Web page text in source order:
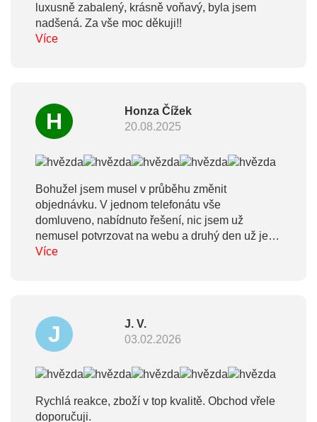
luxusně zabalený, krásně voňavý, byla jsem
nadšená. Za vše moc děkuji!!
Více
H
Honza Čížek
20.08.2025
Bohužel jsem musel v průběhu změnit
objednávku. V jednom telefonátu vše
domluveno, nabídnuto řešení, nic jsem už
nemusel potvrzovat na webu a druhý den už jen
radost kolegy ze super dárku. Díky.
Více
J
J. V.
03.02.2026
Rychlá reakce, zboží v top kvalitě. Obchod vřele
doporučuji.